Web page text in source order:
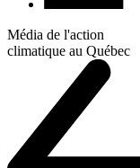
Média de l'action
climatique au Québec